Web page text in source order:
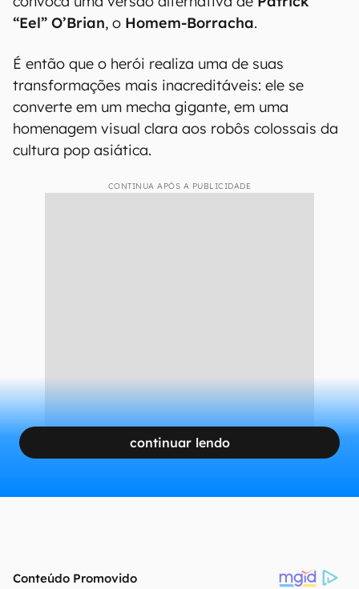
“Eel” O’Brian, o Homem-Borracha.
É então que o herói realiza uma de suas
transformações mais inacreditáveis: ele se
converte em um mecha gigante, em uma
homenagem visual clara aos robôs colossais da
cultura pop asiática.
CONTINUA APÓS A PUBLICIDADE
continuar lendo